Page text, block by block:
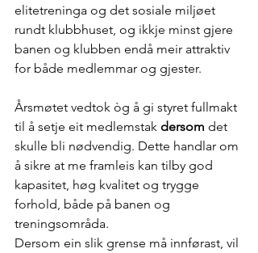
elitetreninga og det sosiale miljøet
rundt klubbhuset, og ikkje minst gjere
banen og klubben endå meir attraktiv
for både medlemmar og gjester.
Årsmøtet vedtok òg å gi styret fullmakt
til å setje eit medlemstak dersom det
skulle bli nødvendig. Dette handlar om
å sikre at me framleis kan tilby god
kapasitet, høg kvalitet og trygge
forhold, både på banen og
treningsområda.
Dersom ein slik grense må innførast, vil